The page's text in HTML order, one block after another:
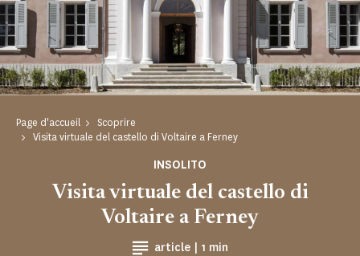
Page d'accueil
Scoprire
Visita virtuale del castello di Voltaire a Ferney
INSOLITO
article | Tempo di lettura
1 min
Visita virtuale del castello di
Voltaire a Ferney